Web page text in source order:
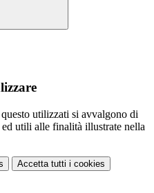
utilizzati si avvalgono di
utili alle finalità illustrate nella
Accetta tutti i cookies